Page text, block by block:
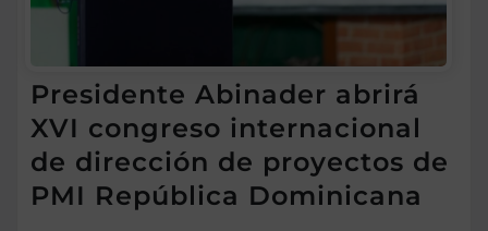
Presidente Abinader abrirá
XVI congreso internacional
de dirección de proyectos de
PMI República Dominicana